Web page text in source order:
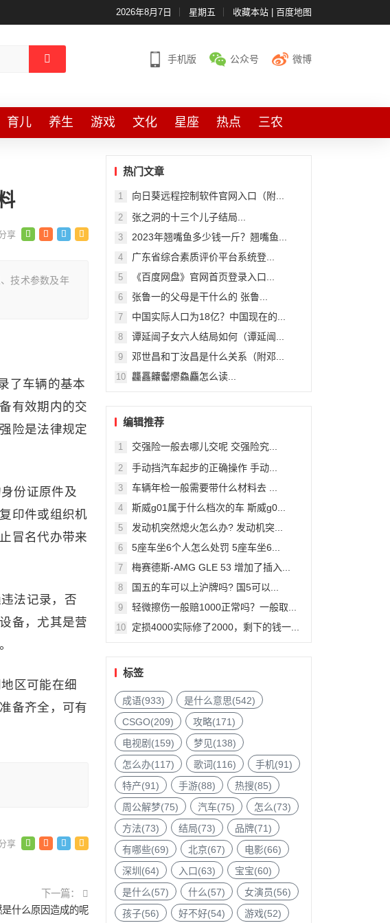
2026年8月7日 星期五 收藏本站| 百度地图
手机版 公众号 微博
育儿 养生 游戏 文化 星座 热点 三农
技术参数及年
了车辆的基本
有效期内的交
险是法律规定
份证原件及
印件或组织机
冒名代办带来
法记录，否
备，尤其是营
区可能在细
备齐全，可有
下一篇：
什么原因造成的呢
热门文章
1 向日葵远程控制软件官网入口（附...
2 张之洞的十三个儿子结局...
3 2023年翘嘴鱼多少钱一斤？翘嘴鱼...
4 广东省综合素质评价平台系统登...
5 《百度网盘》官网首页登录入口...
6 张鲁一的父母是干什么的 张鲁...
7 中国实际人口为18亿？中国现在的...
8 谭延闿子女六人结局如何（谭延闿...
9 邓世昌和丁汝昌是什么关系（附邓...
10 龘靐齉齾爩鱻麤怎么读...
编辑推荐
1 交强险一般去哪儿交呢 交强险究...
2 手动挡汽车起步的正确操作 手动...
3 车辆年检一般需要带什么材料去 ...
4 斯威g01属于什么档次的车 斯威g0...
5 发动机突然熄火怎么办? 发动机突...
6 5座车坐6个人怎么处罚 5座车坐6...
7 梅赛德斯-AMG GLE 53 增加了插入...
8 国五的车可以上沪牌吗? 国5可以...
9 轻微擦伤一般赔1000正常吗？一般取...
10 定损4000实际修了2000，剩下的钱一...
标签
成语(933)
是什么意思(542)
CSGO(209)
攻略(171)
电视剧(159)
梦见(138)
怎么办(117)
歌词(116)
手机(91)
特产(91)
手游(88)
热搜(85)
周公解梦(75)
汽车(75)
怎么(73)
方法(73)
结局(73)
品牌(71)
有哪些(69)
北京(67)
电影(66)
深圳(64)
入口(63)
宝宝(60)
是什么(57)
什么(57)
女演员(56)
孩子(56)
好不好(54) 游戏(52)